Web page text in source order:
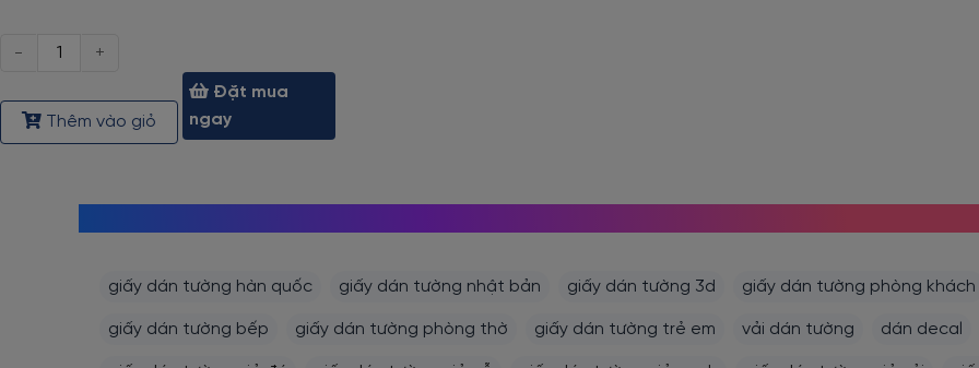
Số
Thêm vào giỏ
Đặt mua
ngay
giấy dán tường hàn quốc giấy dán tường nhật bản giấy dán tường 3d giấy dán tường phòng khách
giấy dán tường bếp giấy dán tường phòng thờ giấy dán tường trẻ em vải dán tường dán decal